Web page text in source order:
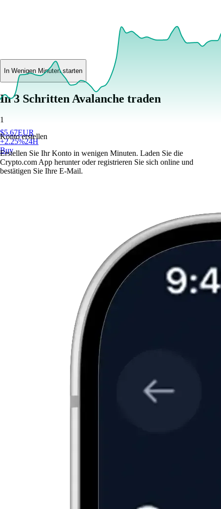
$5.67EUR
+2.25%24H
Buy
In Wenigen Minuten starten
In 3 Schritten Avalanche traden
1
Konto erstellen
Erstellen Sie Ihr Konto in wenigen Minuten. Laden Sie die
Crypto.com App herunter oder registrieren Sie sich online und
bestätigen Sie Ihre E-Mail.